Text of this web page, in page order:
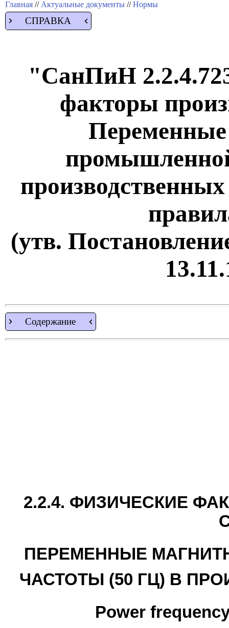
Главная // Актуальные документы //Нормы
СПРАВКА
"СанПиН
факторы
(утв.
Содержание
2.2.4. ФИЗИЧЕСКИЕ
ПЕРЕМЕННЫЕ
ЧАСТОТЫ (50 ГЦ) В
Power